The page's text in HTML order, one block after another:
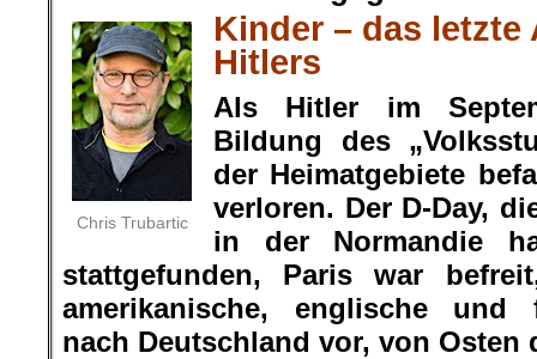
Chris Trubartic
Kinder – das letzte
Hitlers
Als Hitler im
Bildung des
der Heimatgebiete
verloren. Der D-Day,
in der Normandie
stattgefunden, Paris war
amerikanische, englische und
nach Deutschland vor, von Osten